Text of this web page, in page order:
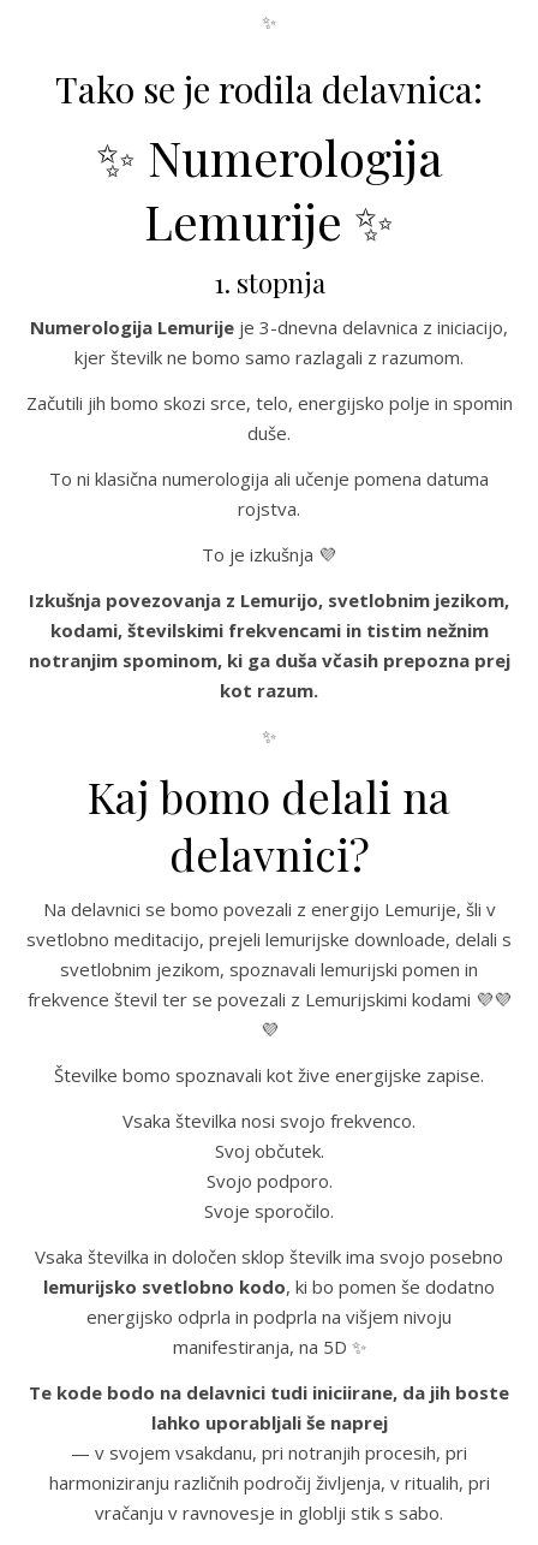
✨
Tako se je rodila delavnica:
✨ Numerologija
Lemurije ✨
1. stopnja
Numerologija Lemurije je 3-dnevna delavnica z iniciacijo,
kjer številk ne bomo samo razlagali z razumom.
Začutili jih bomo skozi srce, telo, energijsko polje in spomin
duše.
To ni klasična numerologija ali učenje pomena datuma
rojstva.
To je izkušnja 💜
Izkušnja povezovanja z Lemurijo, svetlobnim jezikom,
kodami, številskimi frekvencami in tistim nežnim
notranjim spominom, ki ga duša včasih prepozna prej
kot razum.
✨
Kaj bomo delali na
delavnici?
Na delavnici se bomo povezali z energijo Lemurije, šli v
svetlobno meditacijo, prejeli lemurijske downloade, delali s
svetlobnim jezikom, spoznavali lemurijski pomen in
frekvence števil ter se povezali z Lemurijskimi kodami 💜💜
💜
Številke bomo spoznavali kot žive energijske zapise.
Vsaka številka nosi svojo frekvenco.
Svoj občutek.
Svojo podporo.
Svoje sporočilo.
Vsaka številka in določen sklop številk ima svojo posebno
lemurijsko svetlobno kodo, ki bo pomen še dodatno
energijsko odprla in podprla na višjem nivoju
manifestiranja, na 5D ✨
Te kode bodo na delavnici tudi iniciirane, da jih boste
lahko uporabljali še naprej
— v svojem vsakdanu, pri notranjih procesih, pri
harmoniziranju različnih področij življenja, v ritualih, pri
vračanju v ravnovesje in globlji stik s sabo.